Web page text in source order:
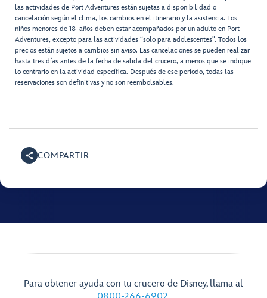
las actividades de Port Adventures están sujetas a disponibilidad o
cancelación según el clima, los cambios en el itinerario y la asistencia. Los
niños menores de 18 años deben estar acompañados por un adulto en Port
Adventures, excepto para las actividades “solo para adolescentes”. Todos los
precios están sujetos a cambios sin aviso. Las cancelaciones se pueden realizar
hasta tres días antes de la fecha de salida del crucero, a menos que se indique
lo contrario en la actividad específica. Después de ese período, todas las
reservaciones son definitivas y no son reembolsables.
COMPARTIR
Para obtener ayuda con tu crucero de Disney, llama al